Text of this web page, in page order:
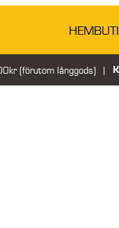
HEM
(förutom långgods)